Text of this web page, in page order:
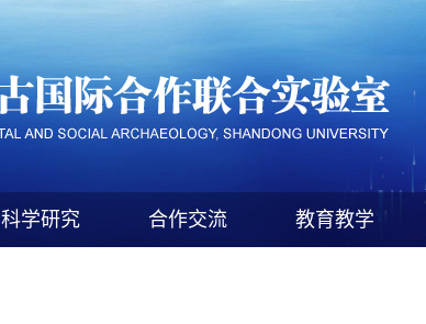
科学研究 合作交流 教育教学